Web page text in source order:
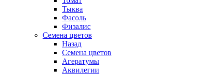
Тыква
Фасоль
Физалис
Семена цветов
Назад
Семена цветов
Агератумы
Аквилегии